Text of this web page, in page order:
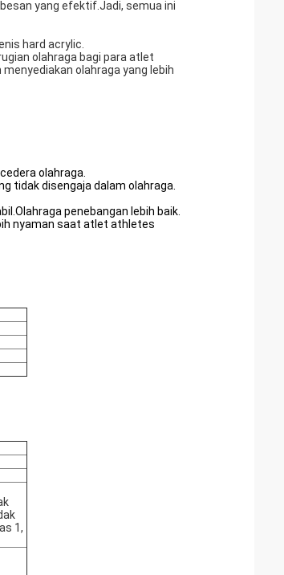
yang efektif.Jadi, semua ini
hard acrylic.
olahraga bagi para atlet
olahraga yang lebih
olahraga.
tidak disengaja dalam olahraga.
penebangan lebih baik.
nyaman saat atlet athletes
1,